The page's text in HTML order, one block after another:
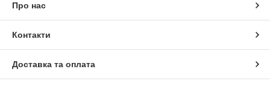
Про нас
Контакти
Доставка та оплата